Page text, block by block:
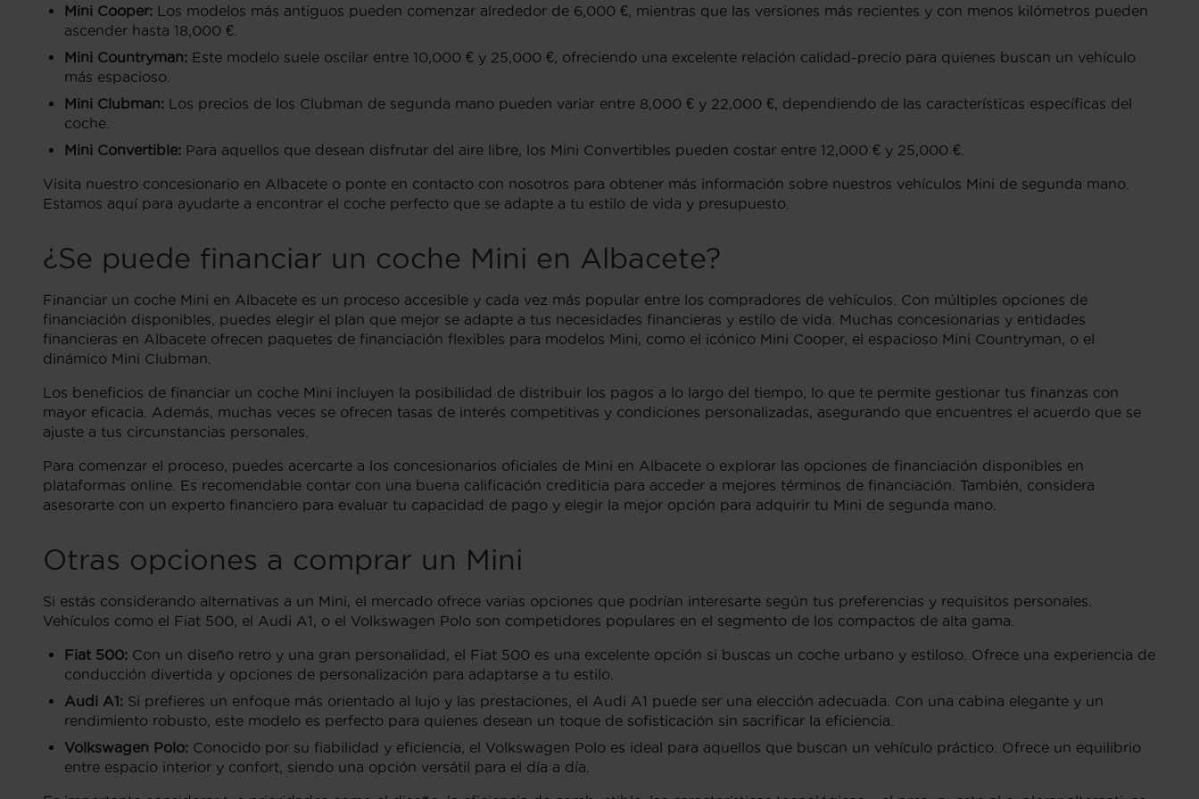
Mini Cooper: Los modelos más antiguos pueden comenzar alrededor de 6,000 €, mientras que las versiones más recientes y con menos kilómetros pueden
ascender hasta 18,000 €.
Mini Countryman: Este modelo suele oscilar entre 10,000 € y 25,000 €, ofreciendo una excelente relación calidad-precio para quienes buscan un vehículo
más espacioso.
Mini Clubman: Los precios de los Clubman de segunda mano pueden variar entre 8,000 € y 22,000 €, dependiendo de las características específicas del
coche.
Mini Convertible: Para aquellos que desean disfrutar del aire libre, los Mini Convertibles pueden costar entre 12,000 € y 25,000 €.
Visita nuestro concesionario en Albacete o ponte en contacto con nosotros para obtener más información sobre nuestros vehículos Mini de segunda mano.
Estamos aquí para ayudarte a encontrar el coche perfecto que se adapte a tu estilo de vida y presupuesto.
¿Se puede financiar un coche Mini en Albacete?
Financiar un coche Mini en Albacete es un proceso accesible y cada vez más popular entre los compradores de vehículos. Con múltiples opciones de
financiación disponibles, puedes elegir el plan que mejor se adapte a tus necesidades financieras y estilo de vida. Muchas concesionarias y entidades
financieras en Albacete ofrecen paquetes de financiación flexibles para modelos Mini, como el icónico Mini Cooper, el espacioso Mini Countryman, o el
dinámico Mini Clubman.
Los beneficios de financiar un coche Mini incluyen la posibilidad de distribuir los pagos a lo largo del tiempo, lo que te permite gestionar tus finanzas con
mayor eficacia. Además, muchas veces se ofrecen tasas de interés competitivas y condiciones personalizadas, asegurando que encuentres el acuerdo que se
ajuste a tus circunstancias personales.
Para comenzar el proceso, puedes acercarte a los concesionarios oficiales de Mini en Albacete o explorar las opciones de financiación disponibles en
plataformas online. Es recomendable contar con una buena calificación crediticia para acceder a mejores términos de financiación. También, considera
asesorarte con un experto financiero para evaluar tu capacidad de pago y elegir la mejor opción para adquirir tu Mini de segunda mano.
Otras opciones a comprar un Mini
Si estás considerando alternativas a un Mini, el mercado ofrece varias opciones que podrían interesarte según tus preferencias y requisitos personales.
Vehículos como el Fiat 500, el Audi A1, o el Volkswagen Polo son competidores populares en el segmento de los compactos de alta gama.
Fiat 500: Con un diseño retro y una gran personalidad, el Fiat 500 es una excelente opción si buscas un coche urbano y estiloso. Ofrece una experiencia de
conducción divertida y opciones de personalización para adaptarse a tu estilo.
Audi A1: Si prefieres un enfoque más orientado al lujo y las prestaciones, el Audi A1 puede ser una elección adecuada. Con una cabina elegante y un
rendimiento robusto, este modelo es perfecto para quienes desean un toque de sofisticación sin sacrificar la eficiencia.
Volkswagen Polo: Conocido por su fiabilidad y eficiencia, el Volkswagen Polo es ideal para aquellos que buscan un vehículo práctico. Ofrece un equilibrio
entre espacio interior y confort, siendo una opción versátil para el día a día.